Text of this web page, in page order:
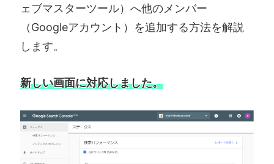
ェブマスターツール）へ他のメンバー
（Googleアカウント）を追加する方法を解説
します。
新しい画面に対応しました。